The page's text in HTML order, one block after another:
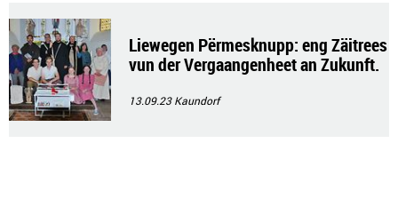
Liewegen Përmesknupp: eng Zäitrees
vun der Vergaangenheet an Zukunft.
13.09.23Kaundorf